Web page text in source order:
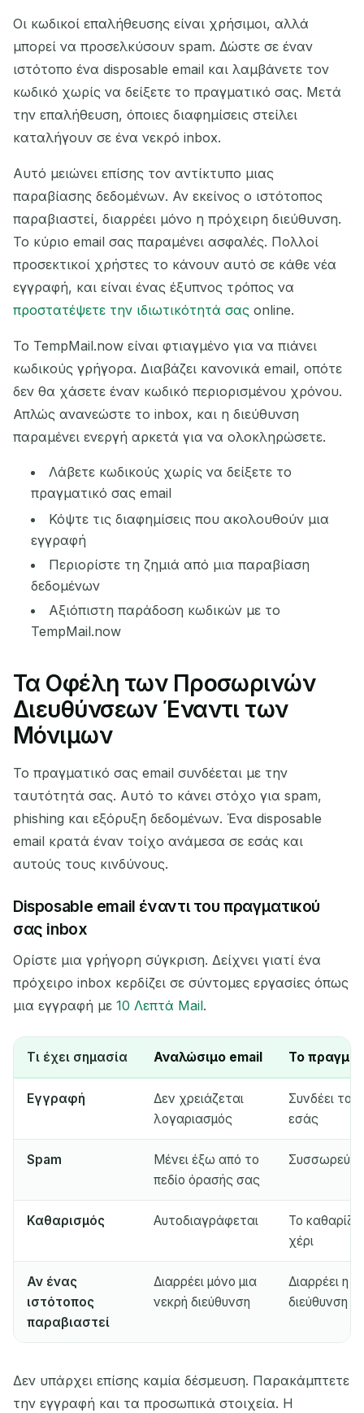
Οι κωδικοί επαλήθευσης είναι χρήσιμοι, αλλά
μπορεί να προσελκύσουν spam. Δώστε σε έναν
ιστότοπο ένα disposable email και λαμβάνετε τον
κωδικό χωρίς να δείξετε το πραγματικό σας. Μετά
την επαλήθευση, όποιες διαφημίσεις στείλει
καταλήγουν σε ένα νεκρό inbox.
Αυτό μειώνει επίσης τον αντίκτυπο μιας
παραβίασης δεδομένων. Αν εκείνος ο ιστότοπος
παραβιαστεί, διαρρέει μόνο η πρόχειρη διεύθυνση.
Το κύριο email σας παραμένει ασφαλές. Πολλοί
προσεκτικοί χρήστες το κάνουν αυτό σε κάθε νέα
εγγραφή, και είναι ένας έξυπνος τρόπος να
προστατέψετε την ιδιωτικότητά σας online.
Το TempMail.now είναι φτιαγμένο για να πιάνει
κωδικούς γρήγορα. Διαβάζει κανονικά email, οπότε
δεν θα χάσετε έναν κωδικό περιορισμένου χρόνου.
Απλώς ανανεώστε το inbox, και η διεύθυνση
παραμένει ενεργή αρκετά για να ολοκληρώσετε.
Λάβετε κωδικούς χωρίς να δείξετε το
πραγματικό σας email
Κόψτε τις διαφημίσεις που ακολουθούν μια
εγγραφή
Περιορίστε τη ζημιά από μια παραβίαση
δεδομένων
Αξιόπιστη παράδοση κωδικών με το
TempMail.now
Τα Οφέλη των Προσωρινών
Διευθύνσεων Έναντι των
Μόνιμων
Το πραγματικό σας email συνδέεται με την
ταυτότητά σας. Αυτό το κάνει στόχο για spam,
phishing και εξόρυξη δεδομένων. Ένα disposable
email κρατά έναν τοίχο ανάμεσα σε εσάς και
αυτούς τους κινδύνους.
Disposable email έναντι του πραγματικού
σας inbox
Ορίστε μια γρήγορη σύγκριση. Δείχνει γιατί ένα
πρόχειρο inbox κερδίζει σε σύντομες εργασίες όπως
μια εγγραφή με 10 Λεπτά Mail.
Τι έχει σημασία Αναλώσιμο email Το
Εγγραφή
Δεν χρειάζεται
λογαριασμός
Συνδέει τον
εσάς
Spam
Μένει έξω από το
πεδίο όρασής σας
Καθαρισμός Αυτοδιαγράφεται
Το
χέρι
Αν ένας
ιστότοπος
παραβιαστεί
Διαρρέει μόνο μια
νεκρή διεύθυνση
Διαρρέει η
διεύθυνση
Δεν υπάρχει επίσης καμία δέσμευση. Παρακάμπτετε
την εγγραφή και τα προσωπικά στοιχεία. Η